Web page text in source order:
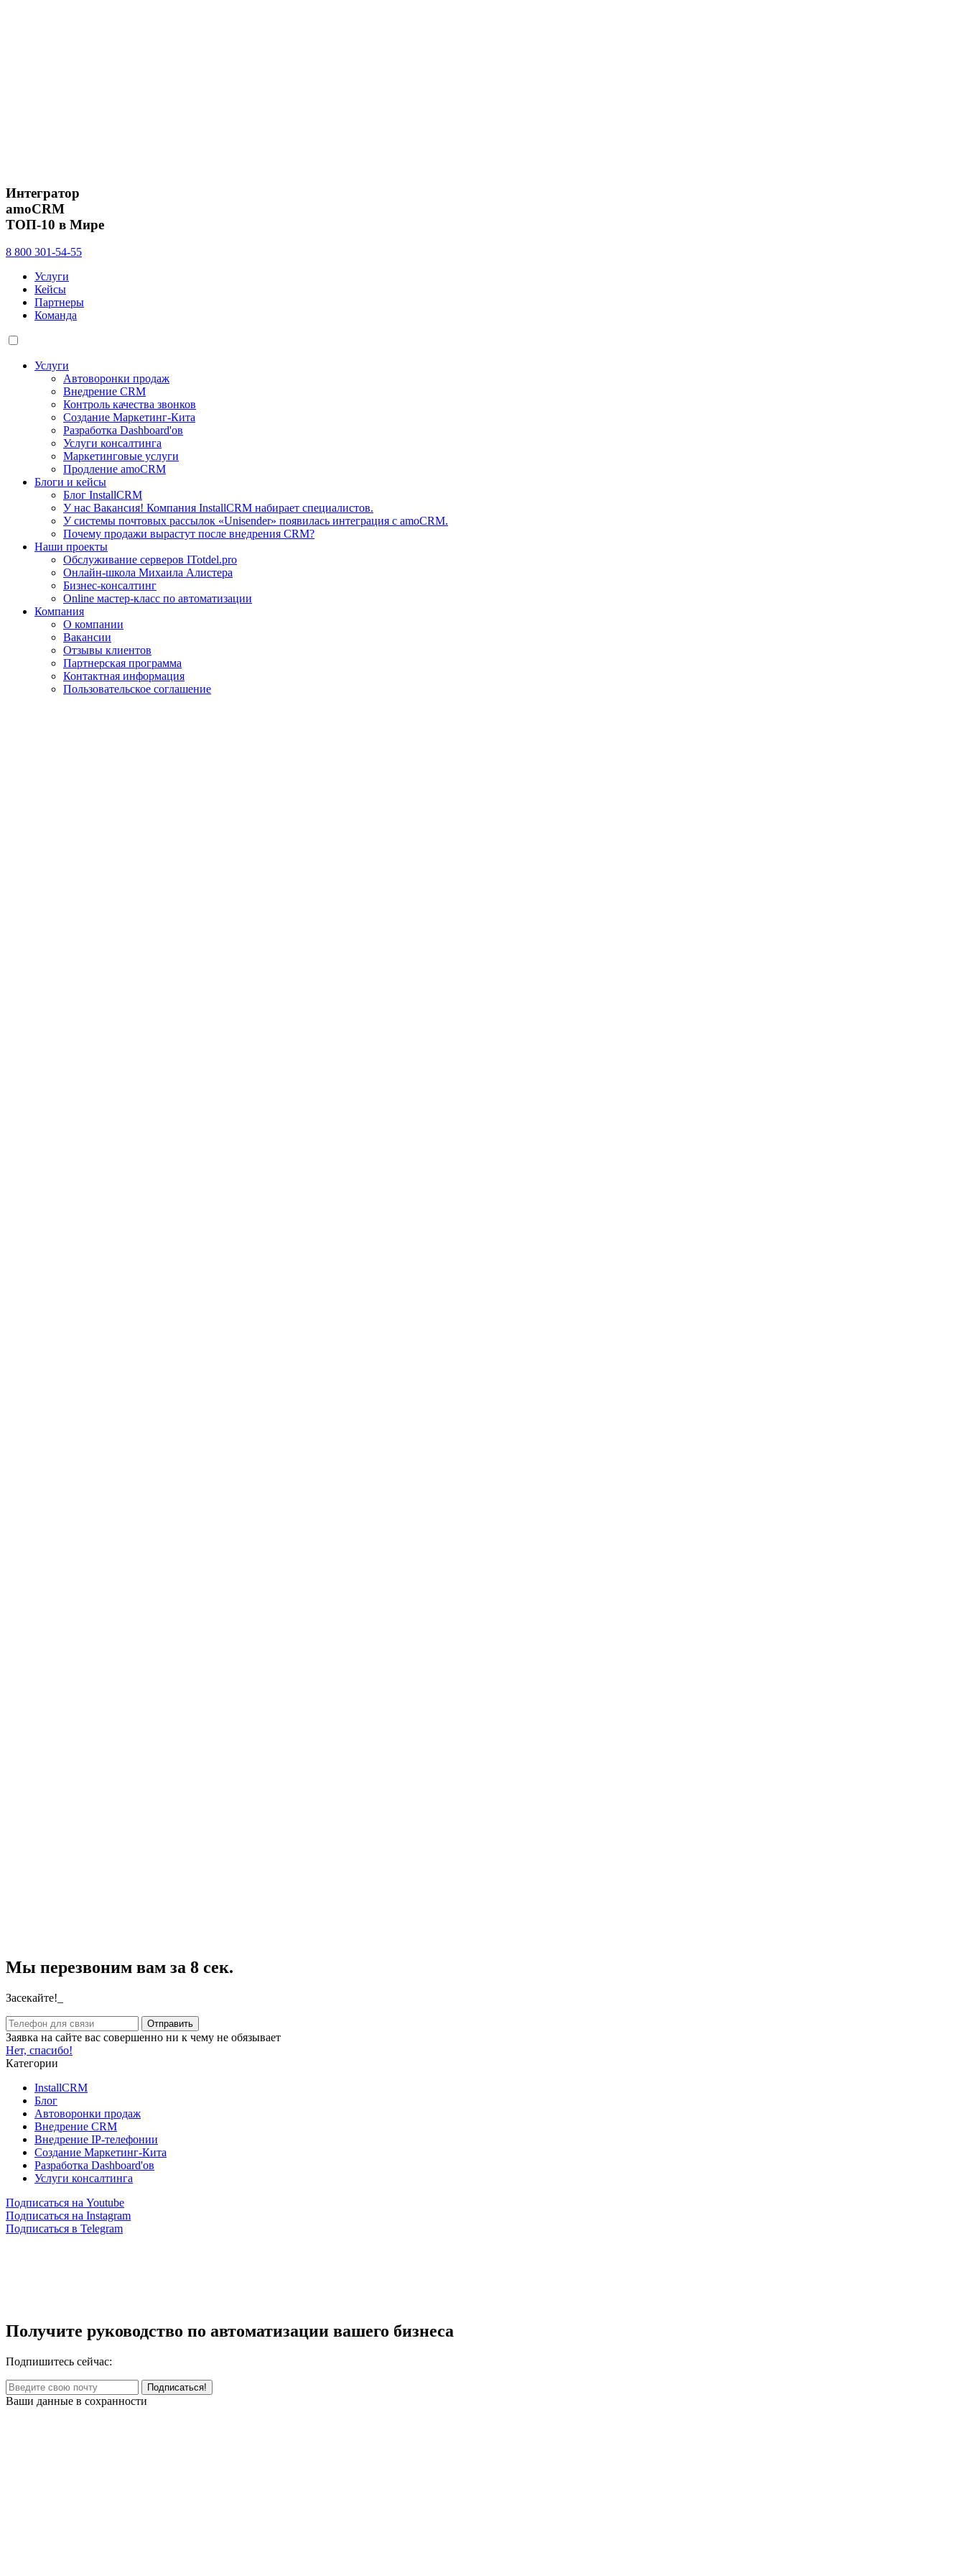
Интегратор
amoCRM
ТОП-10 в Мире
8 800 301-54-55
Услуги
Кейсы
Партнеры
Команда
Услуги
Автоворонки продаж
Внедрение CRM
Контроль качества звонков
Создание Маркетинг-Кита
Разработка Dashboard'ов
Услуги консалтинга
Маркетинговые услуги
Продление amoCRM
Блоги и кейсы
Блог InstallCRM
У нас Вакансия! Компания InstallCRM набирает специалистов.
У системы почтовых рассылок «Unisender» появилась интеграция с amoCRM.
Почему продажи вырастут после внедрения CRM?
Наши проекты
Обслуживание серверов ITotdel.pro
Онлайн-школа Михаила Алистера
Бизнес-консалтинг
Online мастер-класс по автоматизации
Компания
О компании
Вакансии
Отзывы клиентов
Партнерская программа
Контактная информация
Пользовательское соглашение
Мы перезвоним вам за 8 сек.
Засекайте!_
Заявка на сайте вас совершенно ни к чему не обязывает
Нет, спасибо!
Категории
InstallCRM
Блог
Автоворонки продаж
Внедрение CRM
Внедрение IP-телефонии
Создание Маркетинг-Кита
Разработка Dashboard'ов
Услуги консалтинга
Подписаться на Youtube
Подписаться на Instagram
Подписаться в Telegram
Получите руководство по автоматизации вашего бизнеса
Подпишитесь сейчас:
Ваши данные в сохранности